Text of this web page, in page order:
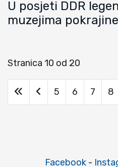
U posjeti DDR
muzejima
Stranica 10 od 20
5 6 7 8
Facebook -